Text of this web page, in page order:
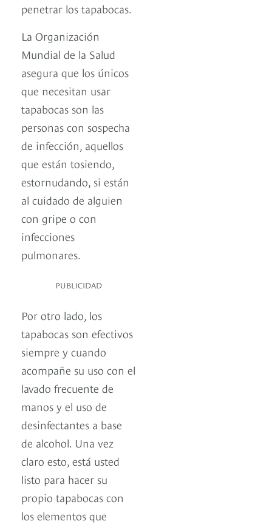
penetrar los tapabocas.
La Organización
Mundial de la Salud
asegura que los únicos
que necesitan usar
tapabocas son las
personas con sospecha
de infección, aquellos
que están tosiendo,
estornudando, si están
al cuidado de alguien
con gripe o con
infecciones
pulmonares.
PUBLICIDAD
Por otro lado, los
tapabocas son efectivos
siempre y cuando
acompañe su uso con el
lavado frecuente de
manos y el uso de
desinfectantes a base
de alcohol. Una vez
claro esto, está usted
listo para hacer su
propio tapabocas con
los elementos que